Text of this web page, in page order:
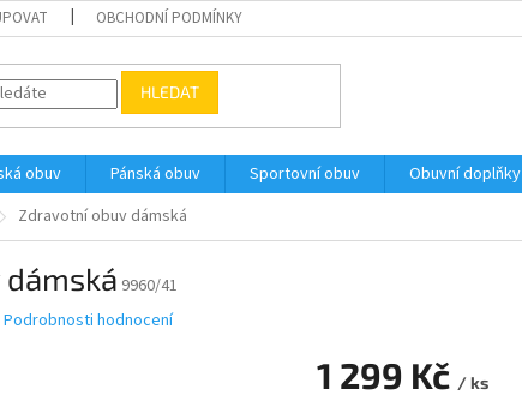
OBCHODNÍ PODMÍNKY
HLEDAT
obuv Pánská obuv Sportovní obuv Obuvní doplňky
Zdravotní obuv dámská
9960/41
Podrobnosti hodnocení
1 299 Kč / ks